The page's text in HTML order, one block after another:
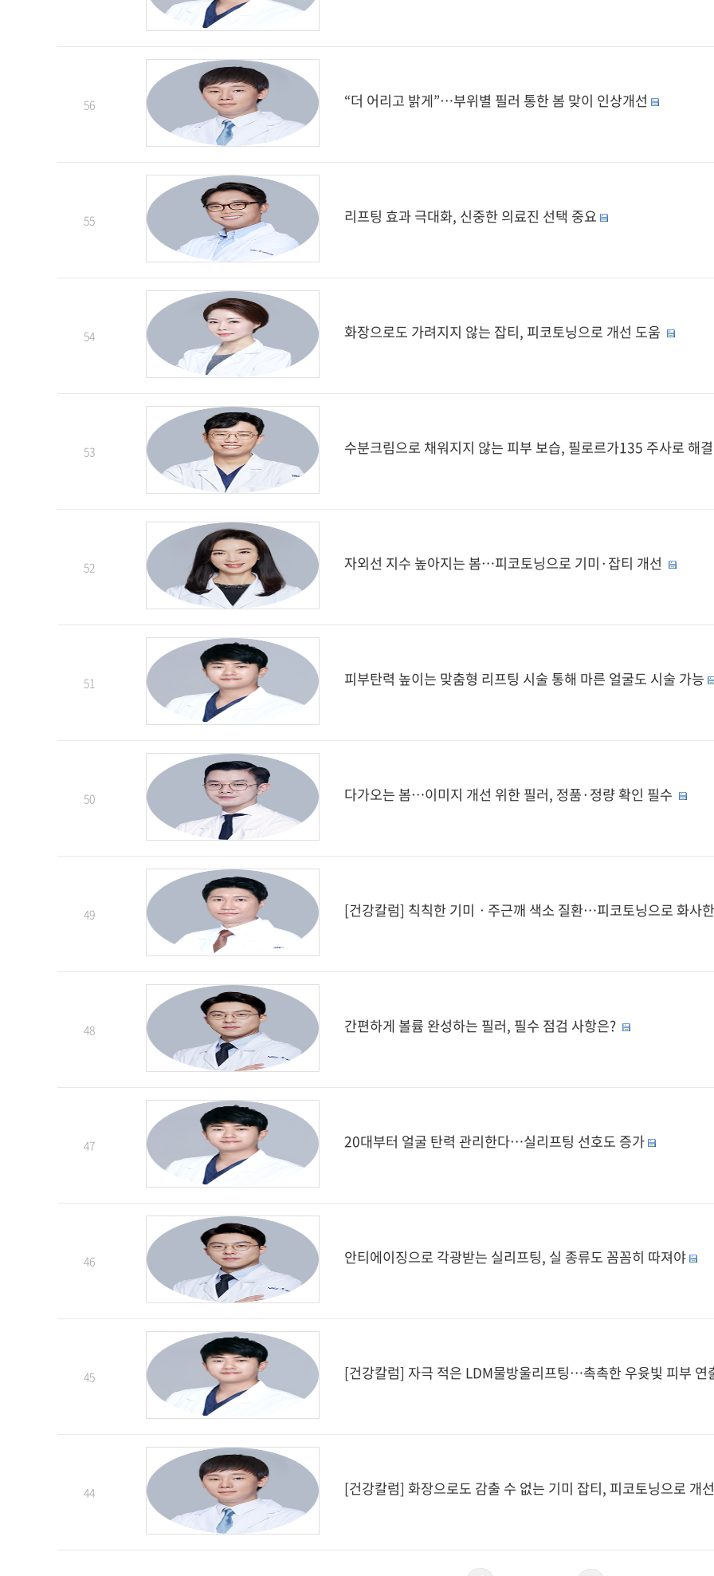
56 “더 어리고 밝게”…부위별 필러 통한 봄 맞이 인상개선
55 리프팅 효과 극대화, 신중한 의료진 선택 중요
54 화장으로도 가려지지 않는 잡티, 피코토닝으로 개선 도움
53 수분크림으로 채워지지 않는 피부 보습, 필로르가135 주사로 해
52 자외선 지수 높아지는 봄…피코토닝으로 기미·잡티 개선
51 피부탄력 높이는 맞춤형 리프팅 시술 통해 마른 얼굴도 시술 가능
50 다가오는 봄…이미지 개선 위한 필러, 정품·정량 확인 필수
49 [건강칼럼] 칙칙한 기미ㆍ주근깨 색소 질환…피코토닝으로 화사
48 간편하게 볼륨 완성하는 필러, 필수 점검 사항은?
47 20대부터 얼굴 탄력 관리한다…실리프팅 선호도 증가
46 안티에이징으로 각광받는 실리프팅, 실 종류도 꼼꼼히 따져야
45 [건강칼럼] 자극 적은 LDM물방울리프팅…촉촉한 우윳빛 피부 연
44 [건강칼럼] 화장으로도 감출 수 없는 기미 잡티, 피코토닝으로 개선